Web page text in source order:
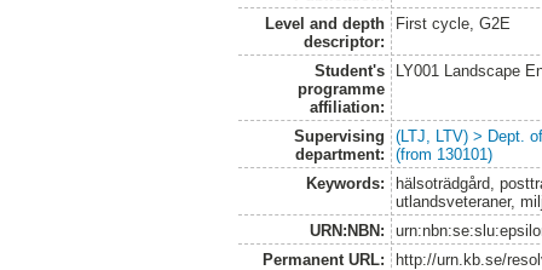
Level and depth
descriptor:
First cycle, G2E
Student's
programme
affiliation:
LY001 Landscape
Supervising
department:
(LTJ, LTV) > Dept.
(from 130101)
Keywords:
hälsoträdgård,
utlandsveteraner,
URN:NBN:
Permanent URL:
http://urn.kb.se/